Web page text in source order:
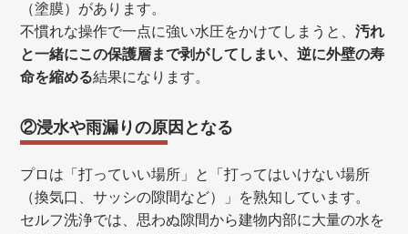
（塗膜）があります。
不慣れな操作で一点に強い水圧をかけてしまうと、汚れ
と一緒にこの保護層まで剥がしてしまい、逆に外壁の寿
命を縮める結果になります。
②浸水や雨漏りの原因となる
プロは「打っていい場所」と「打ってはいけない場所
（換気口、サッシの隙間など）」を熟知しています。
セルフ洗浄では、思わぬ隙間から建物内部に大量の水を